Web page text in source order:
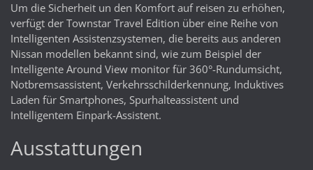
Um die Sicherheit un den Komfort auf reisen zu erhöhen,
verfügt der Townstar Travel Edition über eine Reihe von
Intelligenten Assistenzsystemen, die bereits aus anderen
Nissan modellen bekannt sind, wie zum Beispiel der
Intelligente Around View monitor für 360°-Rundumsicht,
Notbremsassistent, Verkehrsschilderkennung, Induktives
Laden für Smartphones, Spurhalteassistent und
Intelligentem Einpark-Assistent.
Ausstattungen